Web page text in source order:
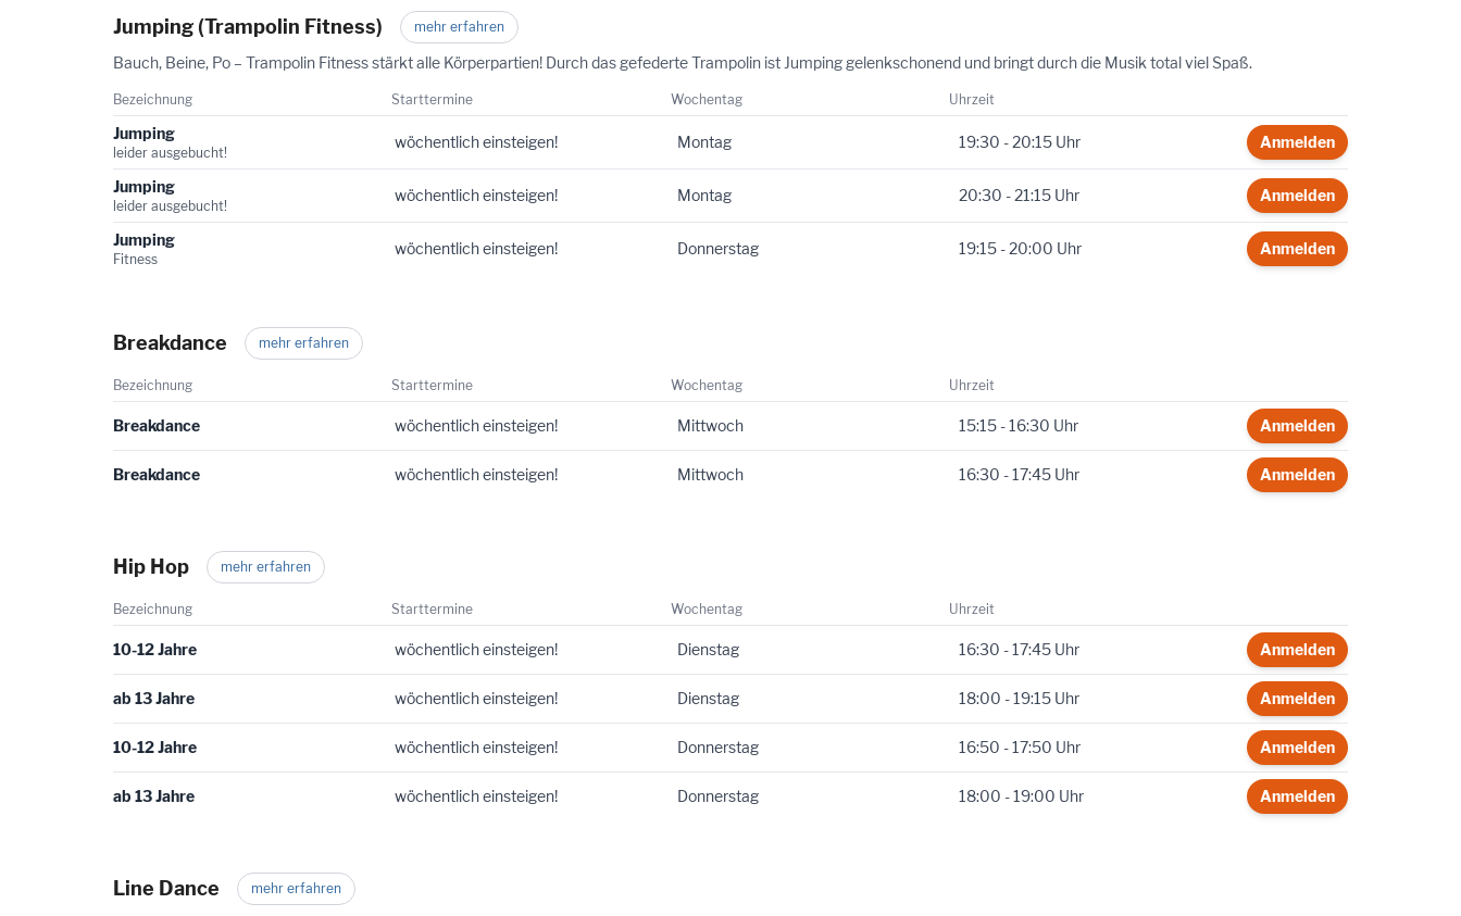
Jumping (Trampolin Fitness) mehr erfahren
Bauch, Beine, Po – Trampolin Fitness stärkt alle Körperpartien! Durch das gefederte Trampolin ist Jumping gelenkschonend und bringt durch die Musik total viel Spaß.
Bezeichnung Starttermine Wochentag Uhrzeit
Jumping
leider ausgebucht!
wöchentlich einsteigen! Montag 19:30 - 20:15 Uhr Anmelden
Jumping
leider ausgebucht!
wöchentlich einsteigen! Montag 20:30 - 21:15 Uhr Anmelden
Jumping
Fitness
wöchentlich einsteigen! Donnerstag 19:15 - 20:00 Uhr Anmelden
Breakdance mehr erfahren
Bezeichnung Starttermine Wochentag Uhrzeit
Breakdance wöchentlich einsteigen! Mittwoch 15:15 - 16:30 Uhr Anmelden
Breakdance wöchentlich einsteigen! Mittwoch 16:30 - 17:45 Uhr Anmelden
Hip Hop mehr erfahren
Bezeichnung Starttermine Wochentag Uhrzeit
10-12 Jahre wöchentlich einsteigen! Dienstag 16:30 - 17:45 Uhr Anmelden
ab 13 Jahre wöchentlich einsteigen! Dienstag 18:00 - 19:15 Uhr Anmelden
10-12 Jahre wöchentlich einsteigen! Donnerstag 16:50 - 17:50 Uhr Anmelden
ab 13 Jahre wöchentlich einsteigen! Donnerstag 18:00 - 19:00 Uhr Anmelden
Line Dance mehr erfahren